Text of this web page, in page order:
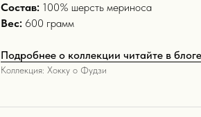
Состав: 100% шерсть мериноса
Вес: 600 грамм
Подробнее о коллекции читайте в
Коллекция: Хокку о Фудзи